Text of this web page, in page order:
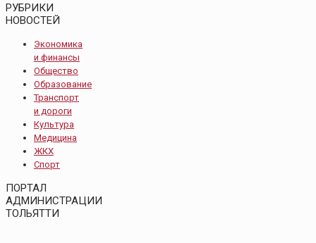
РУБРИКИ
НОВОСТЕЙ
Экономика
и финансы
Общество
Образование
Транспорт
и дороги
Культура
Медицина
ЖКХ
Спорт
ПОРТАЛ
АДМИНИСТРАЦИИ
ТОЛЬЯТТИ